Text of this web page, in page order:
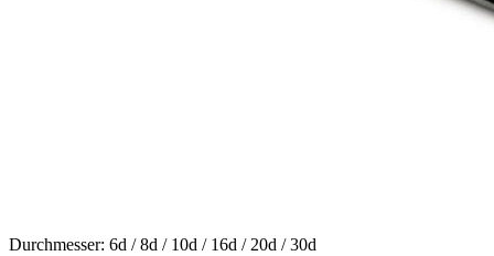
Durchmesser: 6d / 8d / 10d / 16d / 20d / 30d